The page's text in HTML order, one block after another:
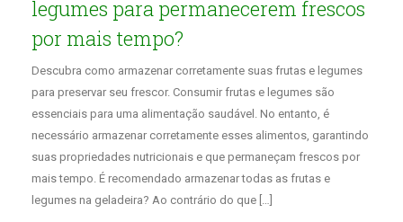
legumes para permanecerem frescos
por mais tempo?
Descubra como armazenar corretamente suas frutas e legumes
para preservar seu frescor. Consumir frutas e legumes são
essenciais para uma alimentação saudável. No entanto, é
necessário armazenar corretamente esses alimentos, garantindo
suas propriedades nutricionais e que permaneçam frescos por
mais tempo. É recomendado armazenar todas as frutas e
legumes na geladeira? Ao contrário do que […]